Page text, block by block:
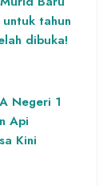
untuk tahun
dibuka!
Negeri 1
Api
Kini